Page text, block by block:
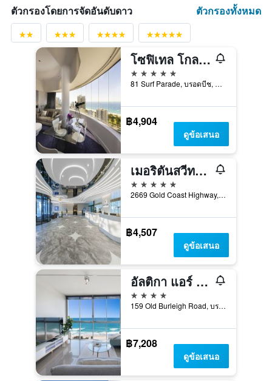
ตัวกรองโดยการจัดอันดับดาว ตัวกรองทั้งหมด
โซฟิเทล โกลด์โคสต์ บรอดบีช
5 ดาว
81 Surf Parade, บรอดบีช, QLD, ออสเตรเลีย
฿4,904
ดูข้อเสนอ
เมอริตันสวีทส์ บรอดบีช โกลด์โคสต์
5 ดาว
2669 Gold Coast Highway, บรอดบีช, QLD, ออสเตรเลีย
฿4,507
ดูข้อเสนอ
อัลติกา แอร์ ออน บรอดบีช
4 ดาว
159 Old Burleigh Road, บรอดบีช, QLD, ออสเตรเลีย
฿7,208
ดูข้อเสนอ